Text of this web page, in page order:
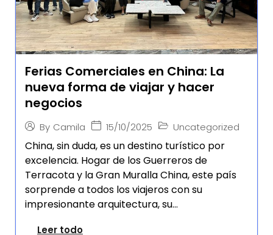
Ferias Comerciales en China: La
nueva forma de viajar y hacer
negocios
By Camila 15/10/2025 Uncategorized
China, sin duda, es un destino turístico por
excelencia. Hogar de los Guerreros de
Terracota y la Gran Muralla China, este país
sorprende a todos los viajeros con su
impresionante arquitectura, su...
Leer todo